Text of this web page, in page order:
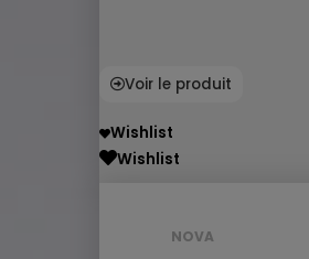
Voir le produit
Wishlist
Wishlist
NOVA